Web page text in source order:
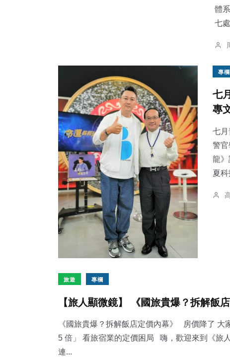
體
七
專欄
七
專
七
警
龍
夏
旅遊 專欄
【旅人顯微鏡】 《國旅貴爆？拆解飯
《國旅貴爆？拆解飯店定價內幕》 房價降了
5 倍」 看旅宿業的定價困局 嗨，歡迎來到《
連...